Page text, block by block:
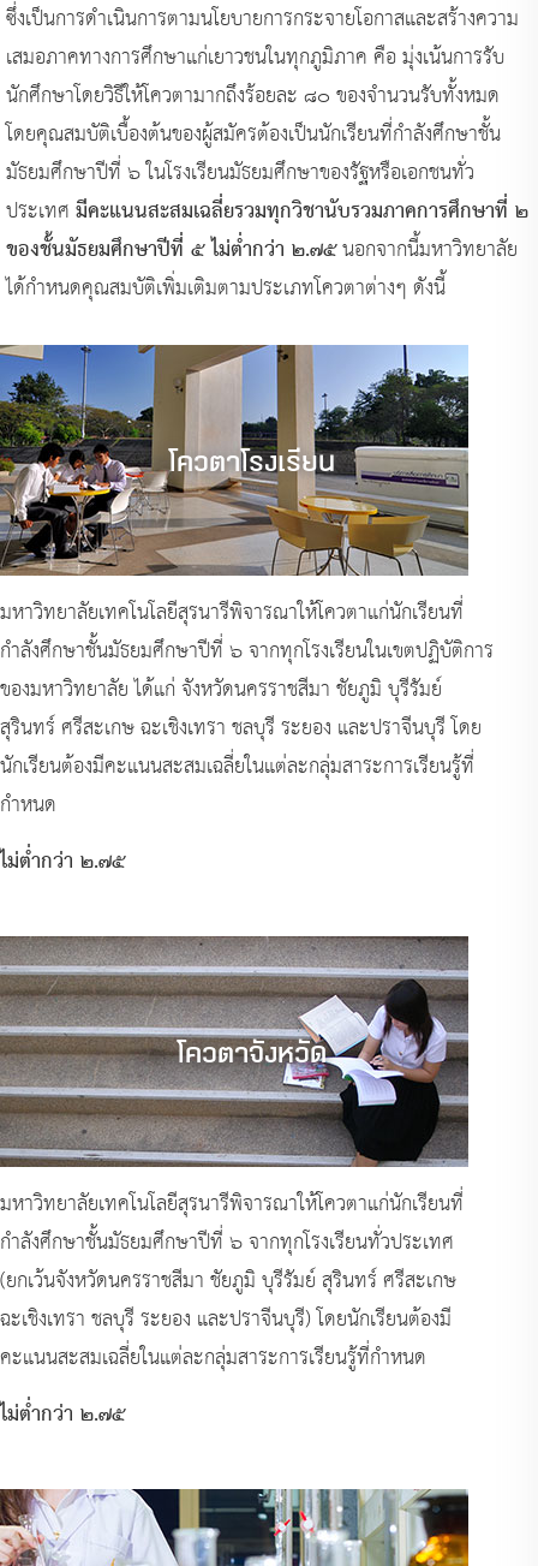
ซึ่งเป็นการดำเนินการตามนโยบายการกระจายโอกาสและสร้างความ
เสมอภาคทางการศึกษาแก่เยาวชนในทุกภูมิภาค คือ มุ่งเน้นการรับ
นักศึกษาโดยวิธีให้โควตามากถึงร้อยละ ๘๐ ของจำนวนรับทั้งหมด
โดยคุณสมบัติเบื้องต้นของผู้สมัครต้องเป็นนักเรียนที่กำลังศึกษาชั้น
มัธยมศึกษาปีที่ ๖ ในโรงเรียนมัธยมศึกษาของรัฐหรือเอกชนทั่ว
ประเทศมีคะแนนสะสมเฉลี่ยรวมทุกวิชานับรวมภาคการศึกษาที่ ๒
ของชั้นมัธยมศึกษาปีที่ ๕ ไม่ต่ำกว่า ๒.๗๕นอกจากนี้มหาวิทยาลัย
ได้กำหนดคุณสมบัติเพิ่มเติมตามประเภทโควตาต่างๆ ดังนี้
โควตาโรงเรียน
มหาวิทยาลัยเทคโนโลยีสุรนารีพิจารณาให้โควตาแก่นักเรียนที่
กำลังศึกษาชั้นมัธยมศึกษาปีที่ ๖ จากทุกโรงเรียนในเขตปฏิบัติการ
ของมหาวิทยาลัย ได้แก่ จังหวัดนครราชสีมา ชัยภูมิ บุรีรัมย์
สุรินทร์ ศรีสะเกษ ฉะเชิงเทรา ชลบุรี ระยอง และปราจีนบุรี โดย
นักเรียนต้องมีคะแนนสะสมเฉลี่ยในแต่ละกลุ่มสาระการเรียนรู้ที่
กำหนด
ไม่ต่ำกว่า ๒.๗๕
โควตาจังหวัด
มหาวิทยาลัยเทคโนโลยีสุรนารีพิจารณาให้โควตาแก่นักเรียนที่
กำลังศึกษาชั้นมัธยมศึกษาปีที่ ๖ จากทุกโรงเรียนทั่วประเทศ
(ยกเว้นจังหวัดนครราชสีมา ชัยภูมิ บุรีรัมย์ สุรินทร์ ศรีสะเกษ
ฉะเชิงเทรา ชลบุรี ระยอง และปราจีนบุรี) โดยนักเรียนต้องมี
คะแนนสะสมเฉลี่ยในแต่ละกลุ่มสาระการเรียนรู้ที่กำหนด
ไม่ต่ำกว่า ๒.๗๕